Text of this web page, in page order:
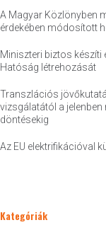
A Magyar Közlönyben
érdekében módosított
Miniszteri biztos készíti
Hatóság létrehozását
Transzlációs
vizsgálatától a
döntésekig
Az EU elektrifikációval
Kategóriák